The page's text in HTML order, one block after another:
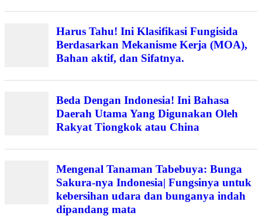
Harus Tahu! Ini Klasifikasi Fungisida
Berdasarkan Mekanisme Kerja (MOA),
Bahan aktif, dan Sifatnya.
Beda Dengan Indonesia! Ini Bahasa
Daerah Utama Yang Digunakan Oleh
Rakyat Tiongkok atau China
Mengenal Tanaman Tabebuya: Bunga
Sakura-nya Indonesia| Fungsinya untuk
kebersihan udara dan bunganya indah
dipandang mata